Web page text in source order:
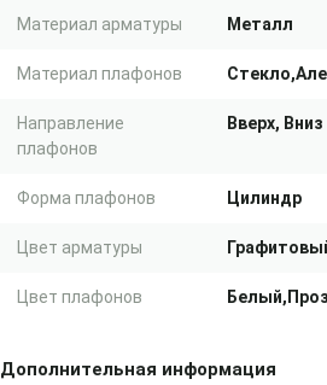
Материал арматуры Металл
Материал плафонов
Направление
плафонов
Вверх, Вниз
Форма плафонов Цилиндр
Цвет арматуры
Цвет плафонов
Дополнительная информация